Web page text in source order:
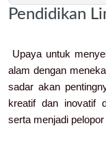
Pendidikan
Upaya untuk
alam dengan
sadar akan
kreatif dan inovatif
serta menjadi